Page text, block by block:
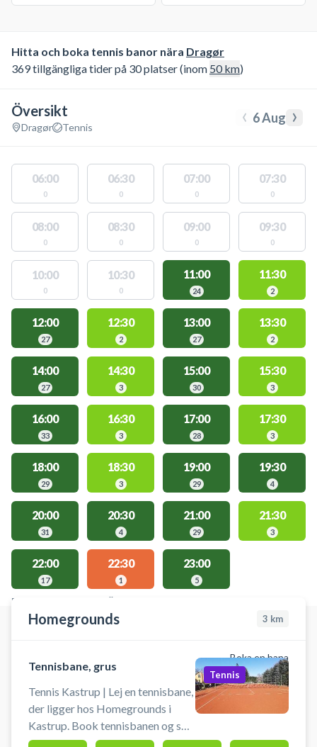
Hitta och boka tennis banor nära Dragør
369 tillgängliga tider på 30 platser (inom 50km)
Översikt
Dragør Tennis ‹ 6 Aug ›
06:00
0
06:30
0
07:00
0
07:30
0
08:00
0
08:30
0
09:00
0
09:30
0
10:00
0
10:30
0
11:00
24
11:30
2
12:00
27
12:30
2
13:00
27
13:30
2
14:00
27
14:30
3
15:00
30
15:30
3
16:00
33
16:30
3
17:00
28
17:30
3
18:00
29
18:30
3
19:00
29
19:30
4
20:00
31
20:30
4
21:00
29
21:30
3
22:00
17
22:30
1
23:00
5
PLATSER MED TILLGÄNGLIGA AKTIVITETER
Homegrounds 3 km
Boka en bana
Tennisbane, grus
Tennis Kastrup | Lej en tennisbane,
der ligger hos Homegrounds i
Kastrup. Book tennisbanen og spil
grus tennis i Kastrup i unikke
Tennis